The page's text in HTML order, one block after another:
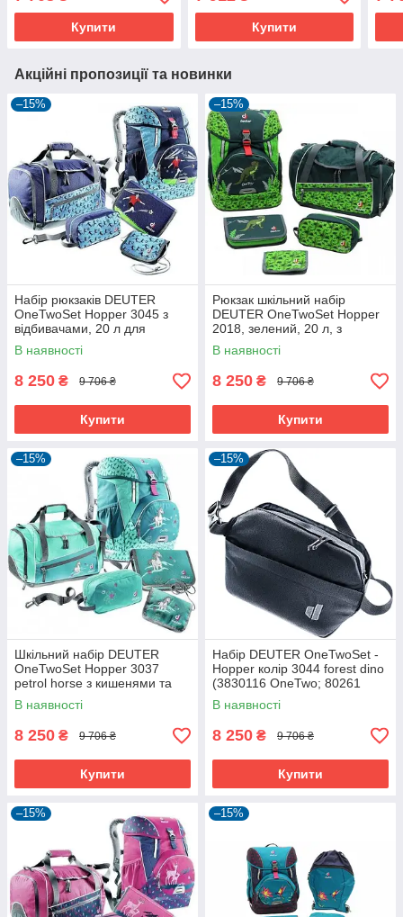
Купити Купити
Акційні пропозиції та новинки
–15%
Набір рюкзаків DEUTER
OneTwoSet Hopper 3045 з
відбивачами, 20 л для
школярів
В наявності
8 250 ₴ 9 706 ₴
Купити
–15%
Рюкзак шкільний набір
DEUTER OneTwoSet Hopper
2018, зелений, 20 л, з
кишенями та відбивачами.
В наявності
8 250 ₴ 9 706 ₴
Купити
–15%
Шкільний набір DEUTER
OneTwoSet Hopper 3037
petrol horse з кишенями та
відбивачами
В наявності
8 250 ₴ 9 706 ₴
Купити
–15%
Набір DEUTER OneTwoSet -
Hopper колір 3044 forest dino
(3830116 OneTwo; 80261
Hopper; 3890215 Chest
Wallet;
В наявності
8 250 ₴ 9 706 ₴
Купити
–15% –15%